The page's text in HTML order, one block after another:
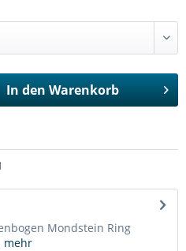
In den Warenkorb
Mondstein Ring
mehr